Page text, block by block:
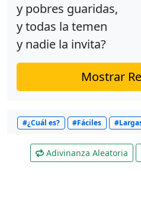
y pobres guaridas,
y todas la temen
y nadie la invita?
Mostrar
#¿Cuál es? #Fáciles
Adivinanza Aleatoria